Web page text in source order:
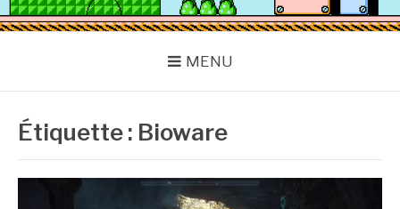
MENU
Étiquette : Bioware